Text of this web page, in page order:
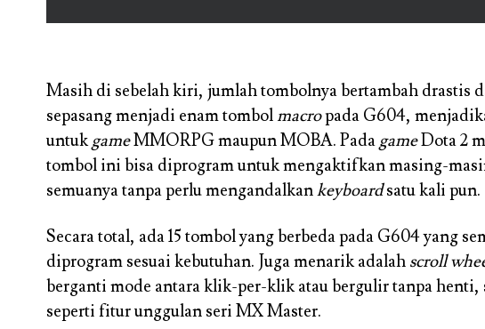
Masih di sebelah kiri, jumlah tombolnya bertambah drastis
sepasang menjadi enam tombol macropada G604,
untukgameMMORPG maupun MOBA. Pada gameDota 2
tombol ini bisa diprogram untuk mengaktifkan masing-
semuanya tanpa perlu mengandalkankeyboardsatu kali pun.
Secara total, ada 15 tombol yang berbeda pada G604 yang
diprogram sesuai kebutuhan. Juga menarik adalah scroll
berganti mode antara klik-per-klik atau bergulir tanpa
seperti fitur unggulan seri MX Master.